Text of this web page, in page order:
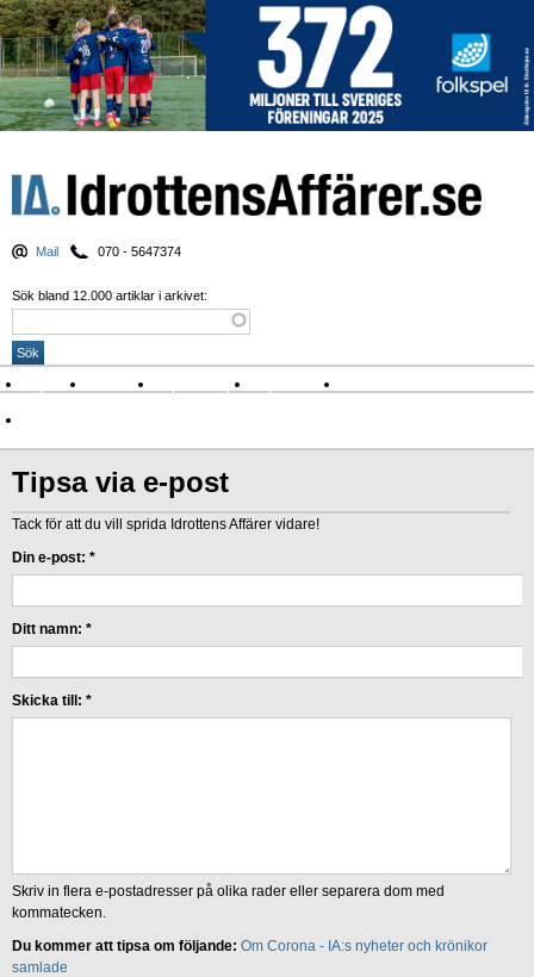
Mail 070 - 5647374
Sök bland 12.000 artiklar i arkivet:
Nyheter Krönikor Sport & spel Nyhetsbrev
Tipsa via e-post
Tack för att du vill sprida Idrottens Affärer vidare!
Din e-post: *
Ditt namn: *
Skicka till: *
Skriv in flera e-postadresser på olika rader eller separera dom med
kommatecken.
Du kommer att tipsa om följande: Om Corona - IA:s nyheter och krönikor
samlade